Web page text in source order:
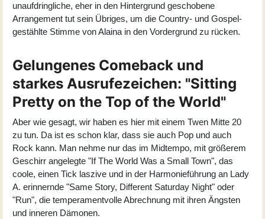
unaufdringliche, eher in den Hintergrund geschobene
Arrangement tut sein Übriges, um die Country- und Gospel-
gestählte Stimme von Alaina in den Vordergrund zu rücken.
Gelungenes Comeback und
starkes Ausrufezeichen: "Sitting
Pretty on the Top of the World"
Aber wie gesagt, wir haben es hier mit einem Twen Mitte 20
zu tun. Da ist es schon klar, dass sie auch Pop und auch
Rock kann. Man nehme nur das im Midtempo, mit größerem
Geschirr angelegte "If The World Was a Small Town", das
coole, einen Tick laszive und in der Harmonieführung an Lady
A. erinnernde "Same Story, Different Saturday Night" oder
"Run", die temperamentvolle Abrechnung mit ihren Ängsten
und inneren Dämonen.